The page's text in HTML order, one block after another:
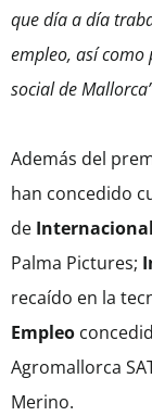
que día a día
empleo, así como
social de
Además del
han concedido
de
Palma Pictures;
recaído en la
Empleo
Agromallorca
Merino.